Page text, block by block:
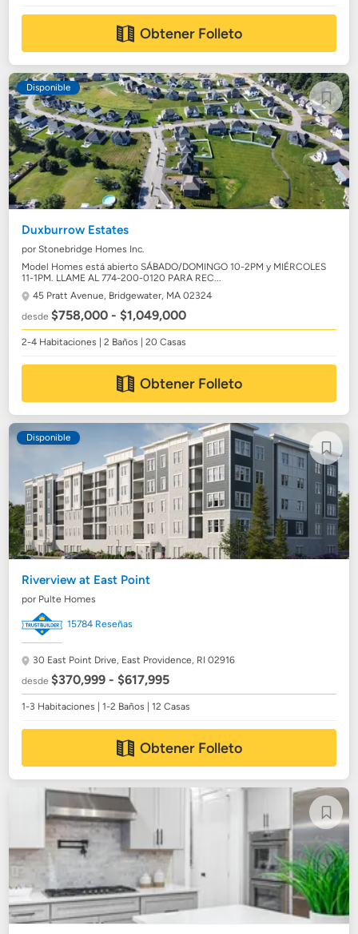
Obtener Folleto
Disponible
Duxburrow Estates
por Stonebridge Homes Inc.
Model Homes está abierto SÁBADO/DOMINGO 10-2PM y MIÉRCOLES
11-1PM. LLAME AL 774-200-0120 PARA REC...
45 Pratt Avenue, Bridgewater, MA 02324
desde$758,000 - $1,049,000
2-4 Habitaciones | 2 Baños | 20 Casas
Obtener Folleto
Disponible
Riverview at East Point
por Pulte Homes
15784 Reseñas
30 East Point Drive, East Providence, RI 02916
desde$370,999 - $617,995
1-3 Habitaciones | 1-2 Baños | 12 Casas
Obtener Folleto